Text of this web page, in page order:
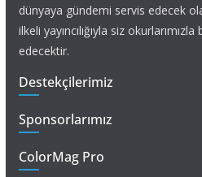
dünyaya gündemi servis edecek
ilkeli yayıncılığıyla siz
edecektir.
Destekçilerimiz
Sponsorlarımız
ColorMag Pro